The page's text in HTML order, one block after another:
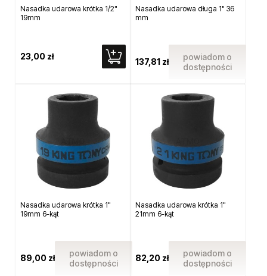
Nasadka udarowa krótka 1/2"
19mm
23,00 zł
Nasadka udarowa długa 1" 36
mm
137,81 zł
powiadom o
dostępności
Nasadka udarowa krótka 1"
19mm 6-kąt
89,00 zł
powiadom o
dostępności
Nasadka udarowa krótka 1"
21mm 6-kąt
82,20 zł
powiadom o
dostępności